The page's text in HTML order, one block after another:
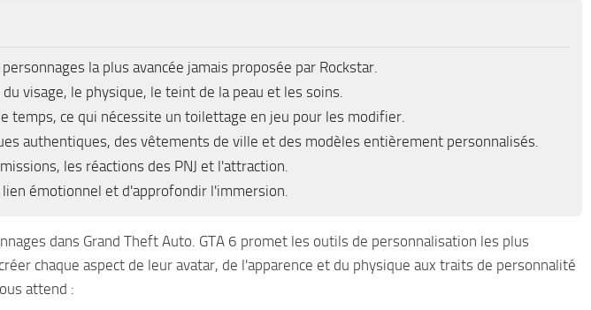
la plus avancée jamais proposée par Rockstar.
visage, le physique, le teint de la peau et les soins.
temps, ce qui nécessite un toilettage en jeu pour les modifier.
authentiques, des vêtements de ville et des modèles entièrement personnalisés.
les réactions des PNJ et l'attraction.
émotionnel et d'approfondir l'immersion.
dans Grand Theft Auto. GTA 6 promet les outils de personnalisation les plus
chaque aspect de leur avatar, de l'apparence et du physique aux traits de personnalité
attend :